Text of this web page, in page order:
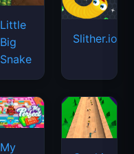
Little
Big
Snake
Slither.io
My